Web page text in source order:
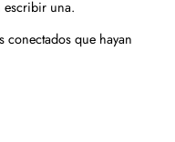
escribir una.
conectados que hayan